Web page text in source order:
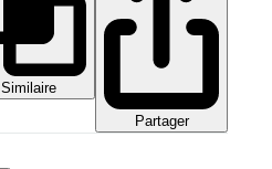
Similaire
Partager